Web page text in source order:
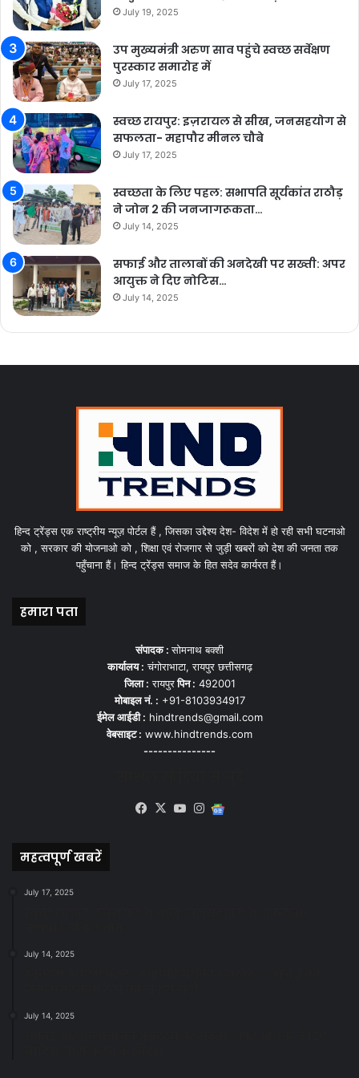
July 19, 2025
उप मुख्यमंत्री अरुण साव पहुंचे स्वच्छ सर्वेक्षण
पुरस्कार समारोह में
July 17, 2025
स्वच्छ रायपुर: इज़रायल से सीख, जनसहयोग से
सफलता- महापौर मीनल चौबे
July 17, 2025
स्वच्छता के लिए पहल: सभापति सूर्यकांत राठौड़
ने जोन 2 की जनजागरूकता…
July 14, 2025
सफाई और तालाबों की अनदेखी पर सख्ती: अपर
आयुक्त ने दिए नोटिस…
July 14, 2025
हिन्द ट्रेंड्स एक राष्ट्रीय न्यूज़ पोर्टल हैं , जिसका उद्देश्य देश- विदेश में हो रही सभी घटनाओ
को , सरकार की योजनाओ को , शिक्षा एवं रोजगार से जुड़ी खबरों को देश की जनता तक
पहुँचाना हैं। हिन्द ट्रेंड्स समाज के हित सदेव कार्यरत हैं।
हमारा पता
संपादक :सोमनाथ बक्शी
कार्यालय : चंगोराभाटा, रायपुर छत्तीसगढ़
जिला : रायपुरपिन : 492001
मोबाइल नं. : +91-8103934917
ईमेल आईडी : hindtrends@gmail.com
वेबसाइट : www.hindtrends.com
---------------
Facebook
X YouTubeInstagram
महत्वपूर्ण खबरें
July 17, 2025
July 14, 2025
July 14, 2025